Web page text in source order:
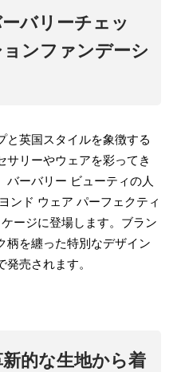
バリーチェッ
ンファンデーシ
と英国スタイルを象徴する
サリーやウェアを彩ってき
バーバリー ビューティの人
ンド ウェア パーフェクティ
ージに登場します。ブラン
柄を纏った特別なデザイン
売されます。
的な生地から着